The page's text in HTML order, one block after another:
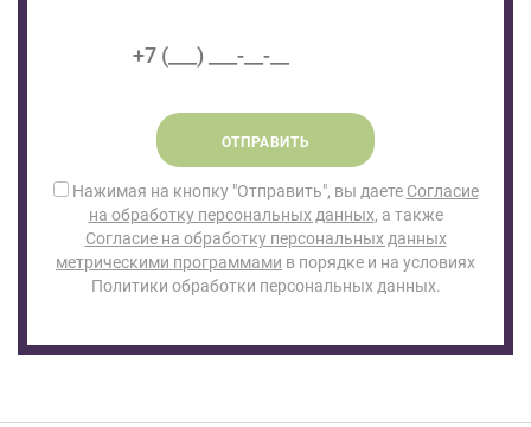
ОТПРАВИТЬ
Нажимая на кнопку "Отправить", вы даете Согласие
на обработку персональных данных, а также
Согласие на обработку персональных данных
метрическими программами в порядке и на условиях
Политики обработки персональных данных.